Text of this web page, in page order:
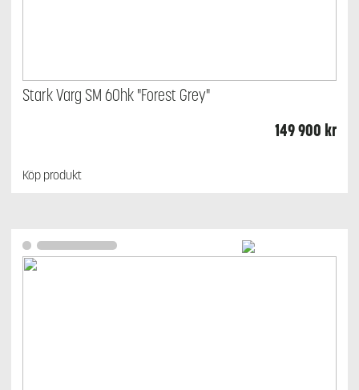
Stark Varg SM 60hk "Forest Grey"
149 900 kr
Köp produkt